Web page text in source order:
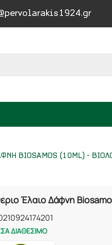
BIOSAMOS (10ML) -
Έλαιο Δάφνη
ΔΙΑΘΕΣΙΜΟ